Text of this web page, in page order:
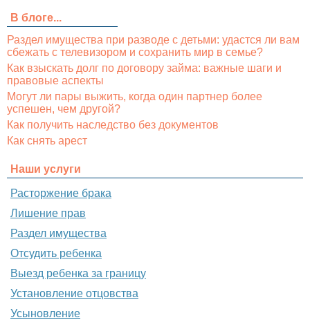
В блоге...
Раздел имущества при разводе с детьми: удастся ли вам
сбежать с телевизором и сохранить мир в семье?
Как взыскать долг по договору займа: важные шаги и
правовые аспекты
Могут ли пары выжить, когда один партнер более
успешен, чем другой?
Как получить наследство без документов
Как снять арест
Наши услуги
Расторжение брака
Лишение прав
Раздел имущества
Отсудить ребенка
Выезд ребенка за границу
Установление отцовства
Усыновление